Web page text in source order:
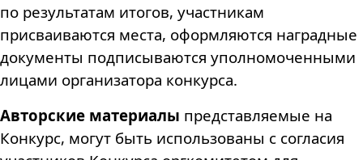
по результатам итогов, участникам
присваиваются места, оформляются наградные
документы подписываются уполномоченными
лицами организатора конкурса.
Авторские материалы представляемые на
Конкурс, могут быть использованы с согласия